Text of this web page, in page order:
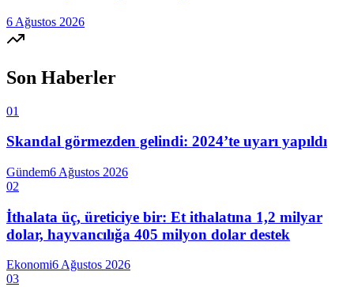
6 Ağustos 2026
Son Haberler
01
Skandal görmezden gelindi: 2024’te uyarı yapıldı
Gündem6 Ağustos 2026
02
İthalata üç, üreticiye bir: Et ithalatına 1,2 milyar
dolar, hayvancılığa 405 milyon dolar destek
Ekonomi6 Ağustos 2026
03